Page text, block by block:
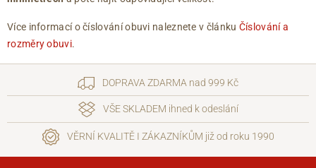
Více informací o číslování obuvi naleznete v článku Číslování a
rozměry obuvi.
DOPRAVA ZDARMA nad 999 Kč
VŠE SKLADEM ihned k odeslání
VĚRNÍ KVALITĚ I ZÁKAZNÍKŮM již od roku 1990